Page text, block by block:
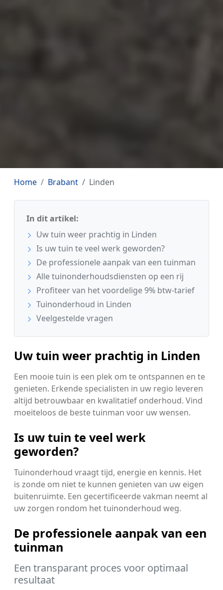
Home Brabant Linden
In dit artikel:
Uw tuin weer prachtig in Linden
Is uw tuin te veel werk geworden?
De professionele aanpak van een tuinman
Alle tuinonderhoudsdiensten op een rij
Profiteer van het voordelige 9% btw-tarief
Tuinonderhoud in Linden
Veelgestelde vragen
Uw tuin weer prachtig in Linden
Een mooie tuin is een plek om te ontspannen en te
genieten. Erkende specialisten in uw regio leveren
altijd betrouwbaar en kwalitatief onderhoud. Vind
moeiteloos de beste tuinman voor uw wensen.
Is uw tuin te veel werk
geworden?
Tuinonderhoud vraagt tijd, energie en kennis. Het
is zonde om niet te kunnen genieten van uw eigen
buitenruimte. Een gecertificeerde vakman neemt al
uw zorgen rondom het tuinonderhoud weg.
De professionele aanpak van een
tuinman
Een transparant proces voor optimaal
resultaat